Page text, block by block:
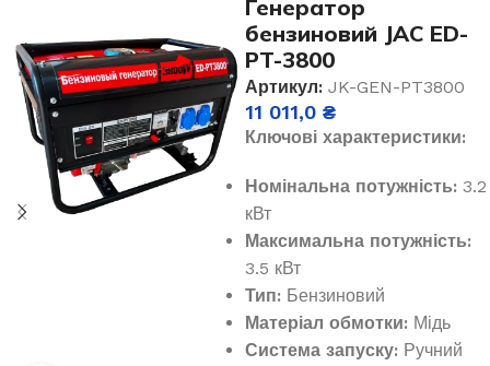
Генератор
бензиновий JAC ED-
PT-3800
Артикул: JK-GEN-PT3800
11 011,0 ₴
Ключові характеристики:
Номінальна потужність: 3.2
кВт
Максимальна потужність:
3.5 кВт
Тип: Бензиновий
Матеріал обмотки: Мідь
Система запуску: Ручний